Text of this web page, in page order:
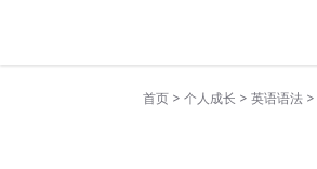
首页 > 个人成长 > 英语语法 >